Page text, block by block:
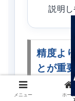
説明
精度よ
とが重
リサーチで
メニュー ホー